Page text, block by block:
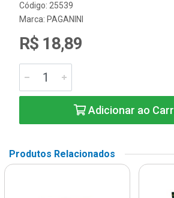
Código: 25539
Marca: PAGANINI
R$ 18,89
Adicionar ao
Produtos Relacionados